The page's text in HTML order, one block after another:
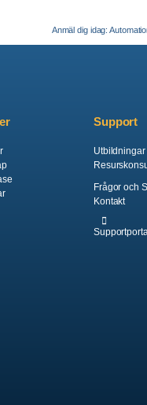
Anmäl dig idag:
Support
Frågor och
Kontakt